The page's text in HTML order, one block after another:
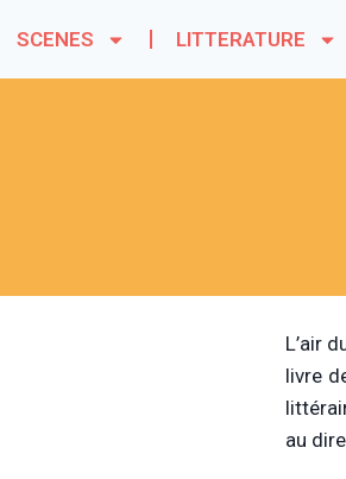
SCENES LITTERATURE
L’air
livre
au